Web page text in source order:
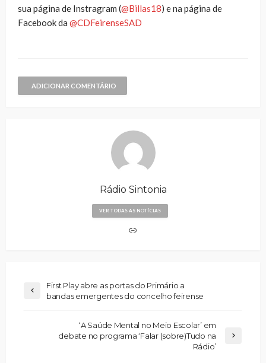
sua página de Instragram (@Billas18) e na página de
Facebook da @CDFeirenseSAD
ADICIONAR COMENTÁRIO
Rádio Sintonia
VER TODAS AS NOTÍCIAS
First Play abre as portas do Primário a
bandas emergentes do concelho feirense
‘A Saúde Mental no Meio Escolar’ em
debate no programa ‘Falar (sobre)Tudo na
Rádio’